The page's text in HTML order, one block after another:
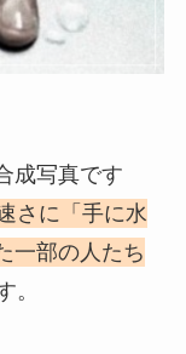
成写真です
さに「手に水
一部の人たち
。